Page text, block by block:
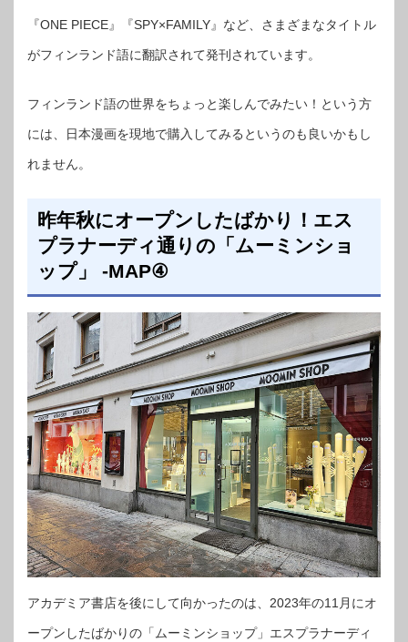
『ONE PIECE』『SPY×FAMILY』など、さまざまなタイトル
がフィンランド語に翻訳されて発刊されています。
フィンランド語の世界をちょっと楽しんでみたい！という方
には、日本漫画を現地で購入してみるというのも良いかもし
れません。
昨年秋にオープンしたばかり！エス
プラナーディ通りの「ムーミンショ
ップ」 -MAP④
アカデミア書店を後にして向かったのは、2023年の11月にオ
ープンしたばかりの「ムーミンショップ」エスプラナーディ